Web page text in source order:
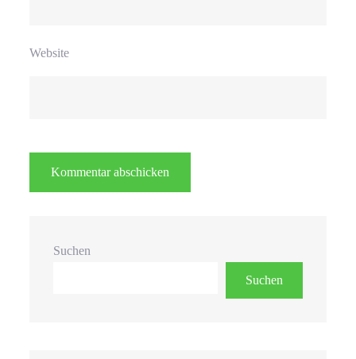
Website
Suchen
Suchen